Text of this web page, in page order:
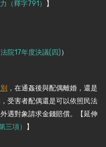
（釋字791）
】
院17年度決議(四)）
，在通姦後與配偶離婚，還是
受害者配偶還是可以依照民法
遇對象請求金錢賠償。【延伸
三項） 】